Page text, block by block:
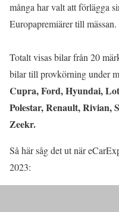
många har valt att förlägga
Europapremiärer till mässan.
Totalt visas bilar från 20
bilar till provkörning under
Cupra, Ford, Hyundai,
Polestar, Renault, Rivian,
Zeekr.
Så här såg det ut när
2023: